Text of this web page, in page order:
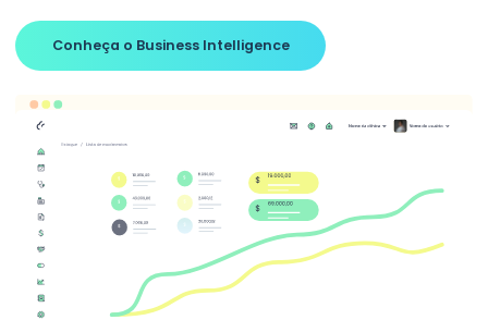
Conheça o Business Intelligence